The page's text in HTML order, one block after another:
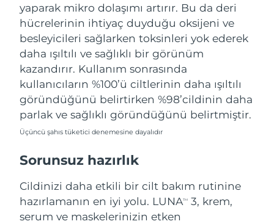
yaparak mikro dolaşımı artırır. Bu da deri
hücrelerinin ihtiyaç duyduğu oksijeni ve
besleyicileri sağlarken toksinleri yok ederek
daha ışıltılı ve sağlıklı bir görünüm
kazandırır. Kullanım sonrasında
kullanıcıların %100’ü ciltlerinin daha ışıltılı
göründüğünü belirtirken %98’cildinin daha
parlak ve sağlıklı göründüğünü belirtmiştir.
Üçüncü şahıs tüketici denemesine dayalıdır
Sorunsuz hazırlık
Cildinizi daha etkili bir cilt bakım rutinine
hazırlamanın en iyi yolu. LUNATM
3, krem,
serum ve maskelerinizin etken
İsviçre
Tahmini teslim tarihi
10/08/2026
Tayvan
Tahmini teslim tarihi
Tayland
Tahmini teslim tarihi
14/08/2026
Türkiye
Tahmini teslim tarihi
Birleşik Arap
Emirlikleri
Birleşik Krallık
Tahmini teslim tarihi
10/08/2026